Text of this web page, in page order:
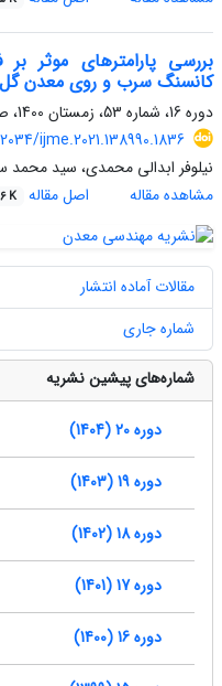
بررسی پارامترهای موثر
کانسنگ سرب و روی معدن گل
دوره 16، شماره 53، زمستان 1400، صفحه
ijme.2021.138990.1836
نیلوفر ابدالی محمدی، سید محمد
مشاهده مقاله
اصل مقاله K
مقالات آماده انتشار
شماره جاری
شماره‌های پیشین نشریه
دوره 20 (1404)
دوره 19 (1403)
دوره 18 (1402)
دوره 17 (1401)
دوره 16 (1400)